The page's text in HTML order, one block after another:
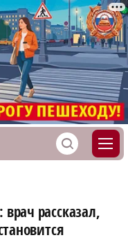
S
рассказал,